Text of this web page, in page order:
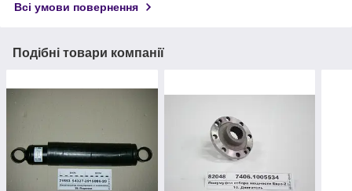
Всі умови повернення
Подібні товари компанії